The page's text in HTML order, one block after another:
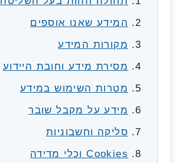
המידע שאנו אוספים
מקורות המידע
מסירת מידע וחובת היידוע
מטרות השימוש במידע
מידע על מקבל שובר
סליקה וחשבוניות
Cookies וכלי מדידה